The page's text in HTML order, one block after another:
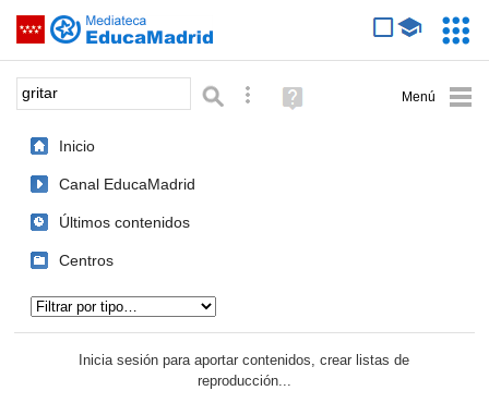
Saltar navegación
Palabra o frase: Búsqueda avanzada
Ayuda
(en
Inicio
Canal EducaMadrid
Últimos contenidos
Centros
Inicia sesión para aportar contenidos, crear listas de
reproducción...